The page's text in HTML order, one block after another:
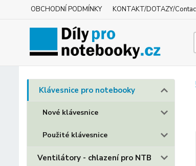
OBCHODNÍ PODMÍNKY KONTAKT/DOTAZY/
Klávesnice pro notebooky
Nové klávesnice
Použité klávesnice
Ventilátory - chlazení pro NTB